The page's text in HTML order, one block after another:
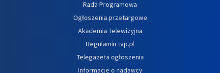
Rada Programowa
Ogłoszenia przetargowe
Akademia Telewizyjna
Regulamin tvp.pl
Telegazeta ogłoszenia
Informacje o nadawcy